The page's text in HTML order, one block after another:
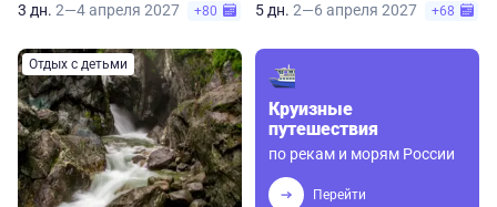
3 дн. 2—4 апреля 2027 +80
5 дн. 2—6 апреля 2027 +68
Отдых с детьми
Круизные
путешествия
по рекам и морям России
Перейти